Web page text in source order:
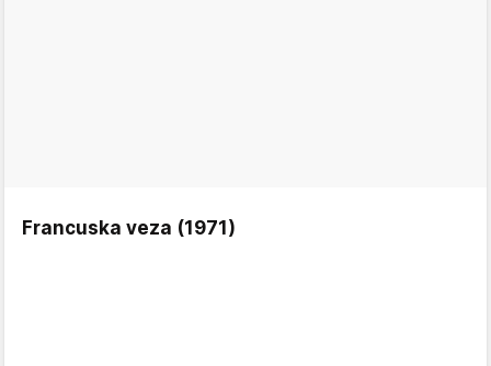
Francuska veza (1971)